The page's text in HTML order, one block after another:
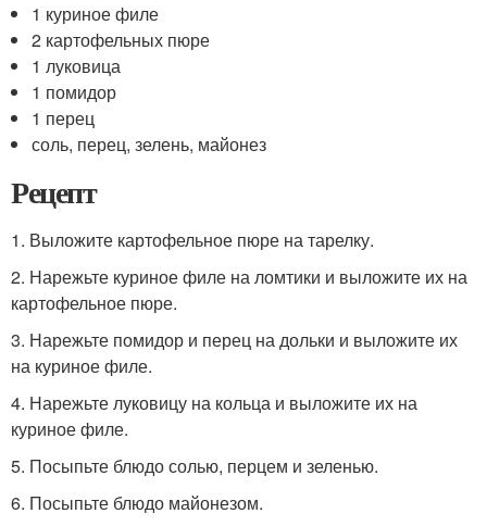
1 куриное филе
2 картофельных пюре
1 луковица
1 помидор
1 перец
соль, перец, зелень, майонез
Рецепт
1. Выложите картофельное пюре на тарелку.
2. Нарежьте куриное филе на ломтики и выложите их на
картофельное пюре.
3. Нарежьте помидор и перец на дольки и выложите их
на куриное филе.
4. Нарежьте луковицу на кольца и выложите их на
куриное филе.
5. Посыпьте блюдо солью, перцем и зеленью.
6. Посыпьте блюдо майонезом.